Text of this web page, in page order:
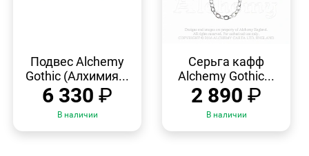
ПРОСМОТР
Подвес Alchemy
Gothic (Алхимия...
6 330 ₽
В наличии
ПРОСМОТР
Серьга кафф
Alchemy Gothic...
2 890 ₽
В наличии